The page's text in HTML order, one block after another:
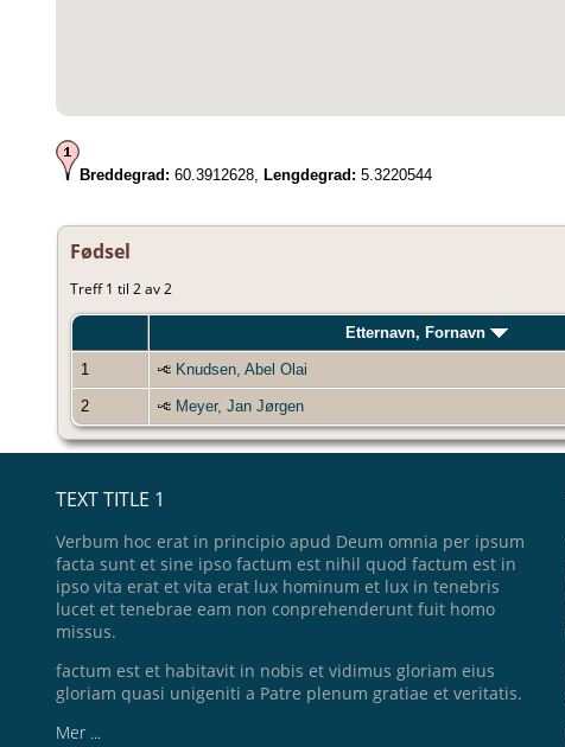
Breddegrad: 60.3912628, Lengdegrad: 5.3220544
Fødsel
Treff 1 til 2 av 2
Etternavn, Fornavn
1 Knudsen, Abel Olai
2 Meyer, Jan Jørgen
TEXT TITLE 1
Verbum hoc erat in principio apud Deum omnia per ipsum
facta sunt et sine ipso factum est nihil quod factum est in
ipso vita erat et vita erat lux hominum et lux in tenebris
lucet et tenebrae eam non conprehenderunt fuit homo
missus.
factum est et habitavit in nobis et vidimus gloriam eius
gloriam quasi unigeniti a Patre plenum gratiae et veritatis.
Mer ...